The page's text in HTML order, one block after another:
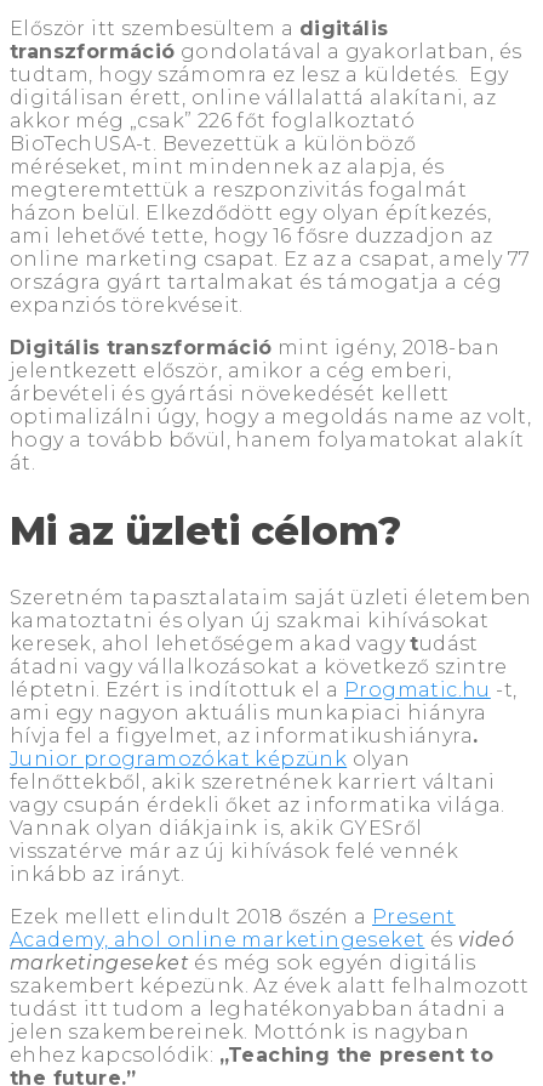
Először itt szembesültem a digitális
transzformáció gondolatával a gyakorlatban, és
tudtam, hogy számomra ez lesz a küldetés. Egy
digitálisan érett, online vállalattá alakítani, az
akkor még „csak” 226 főt foglalkoztató
BioTechUSA-t. Bevezettük a különböző
méréseket, mint mindennek az alapja, és
megteremtettük a reszponzivitás fogalmát
házon belül. Elkezdődött egy olyan építkezés,
ami lehetővé tette, hogy 16 fősre duzzadjon az
online marketing csapat. Ez az a csapat, amely 77
országra gyárt tartalmakat és támogatja a cég
expanziós törekvéseit.
Digitális transzformáció mint igény, 2018-ban
jelentkezett először, amikor a cég emberi,
árbevételi és gyártási növekedését kellett
optimalizálni úgy, hogy a megoldás name az volt,
hogy a tovább bővül, hanem folyamatokat alakít
át.
Mi az üzleti célom?
Szeretném tapasztalataim saját üzleti életemben
kamatoztatni és olyan új szakmai kihívásokat
keresek, ahol lehetőségem akad vagytudást
átadni vagy vállalkozásokat a következő szintre
léptetni. Ezért is indítottuk el a Progmatic.hu -t,
ami egy nagyon aktuális munkapiaci hiányra
hívja fel a figyelmet, az informatikushiányra.
Junior programozókat képzünk olyan
felnőttekből, akik szeretnének karriert váltani
vagy csupán érdekli őket az informatika világa.
Vannak olyan diákjaink is, akik GYESről
visszatérve már az új kihívások felé vennék
inkább az irányt.
Ezek mellett elindult 2018 őszén a Present
Academy, ahol online marketingeseket és videó
marketingeseket és még sok egyén digitális
szakembert képezünk. Az évek alatt felhalmozott
tudást itt tudom a leghatékonyabban átadni a
jelen szakembereinek. Mottónk is nagyban
ehhez kapcsolódik: „Teaching the present to
the future.”